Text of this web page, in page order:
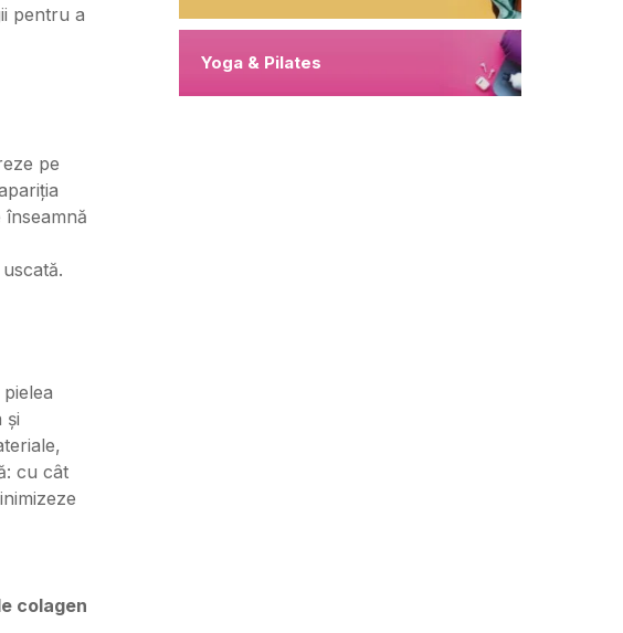
pentru a
pe
și
cu cât
colagen
Yoga & Pilates